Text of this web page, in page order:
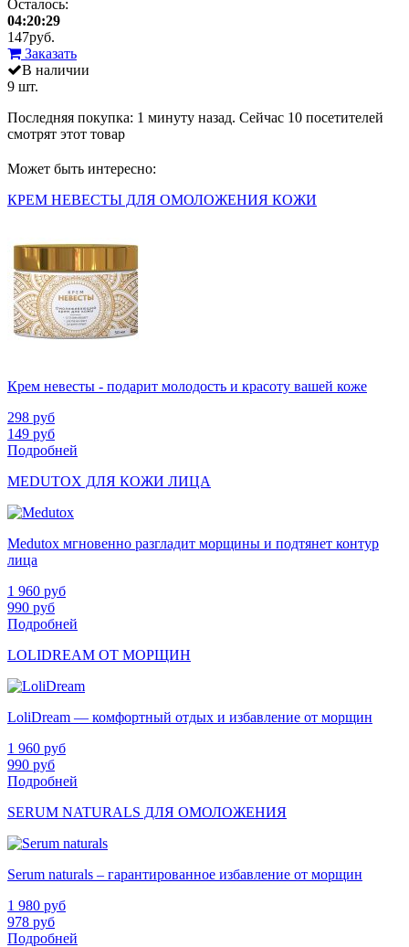
Осталось:
04:20:29
147руб.
Заказать
В наличии
9 шт.
Последняя покупка: 1 минуту назад. Сейчас 10 посетителей
смотрят этот товар
Может быть интересно:
КРЕМ НЕВЕСТЫ ДЛЯ ОМОЛОЖЕНИЯ КОЖИ
Крем невесты - подарит молодость и красоту вашей коже
298 руб
149 руб
Подробней
MEDUTOX ДЛЯ КОЖИ ЛИЦА
Medutox мгновенно разгладит морщины и подтянет контур
лица
1 960 руб
990 руб
Подробней
LOLIDREAM ОТ МОРЩИН
LoliDream — комфортный отдых и избавление от морщин
1 960 руб
990 руб
Подробней
SERUM NATURALS ДЛЯ ОМОЛОЖЕНИЯ
Serum naturals – гарантированное избавление от морщин
1 980 руб
978 руб
Подробней